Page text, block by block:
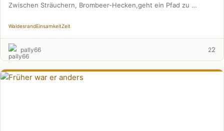
Zwischen Sträuchern, Brombeer-Hecken,geht ein Pfad zu …
WaldesrandEinsamkeitZeit
pally66 22